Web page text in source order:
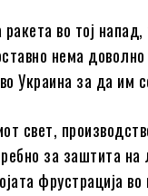
во тој
нема
Украина за да им
свет,
за заштита на
фрустрација